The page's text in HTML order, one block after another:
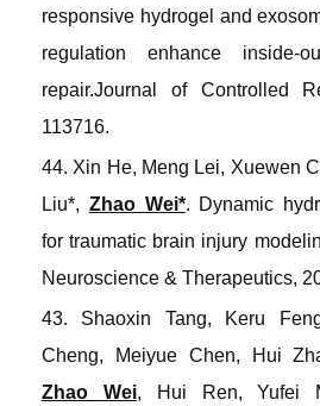
responsive hydrogel and
regulation enhance inside-
repair.Journal of Controlled
113716.
44. Xin He, Meng Lei, Xuewen
Liu*, Zhao Wei*. Dynamic
for traumatic brain injury
Neuroscience & Therapeutics,
43. Shaoxin Tang, Keru
Cheng, Meiyue Chen, Hui
Zhao Wei, Hui Ren, Yufei